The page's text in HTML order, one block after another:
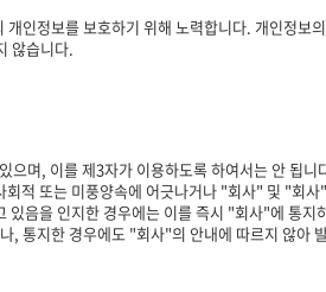
인정보를 보호하기 위해 노력합니다. 개인정
않습니다.
며, 이를 제3자가 이용하도록 하여서는 안 됩니
또는 미풍양속에 어긋나거나 "회사" 및 "회
음을 인지한 경우에는 이를 즉시 "회사"에 통지
통지한 경우에도 "회사"의 안내에 따르지 않아